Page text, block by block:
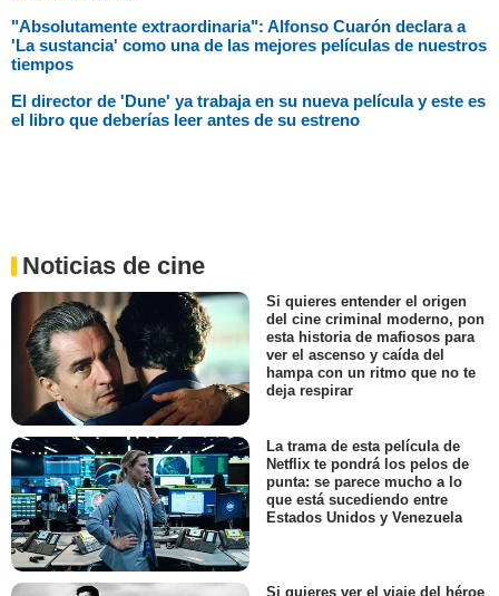
"Absolutamente extraordinaria": Alfonso Cuarón declara a
'La sustancia' como una de las mejores películas de nuestros
tiempos
El director de 'Dune' ya trabaja en su nueva película y este es
el libro que deberías leer antes de su estreno
Noticias de cine
Si quieres entender el origen
del cine criminal moderno, pon
esta historia de mafiosos para
ver el ascenso y caída del
hampa con un ritmo que no te
deja respirar
La trama de esta película de
Netflix te pondrá los pelos de
punta: se parece mucho a lo
que está sucediendo entre
Estados Unidos y Venezuela
Si quieres ver el viaje del héroe